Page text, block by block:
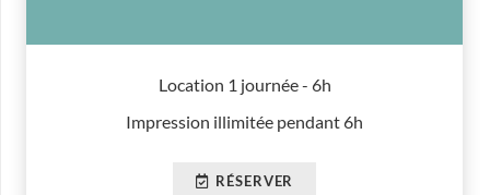
Location 1 journée - 6h
Impression illimitée pendant 6h
RÉSERVER